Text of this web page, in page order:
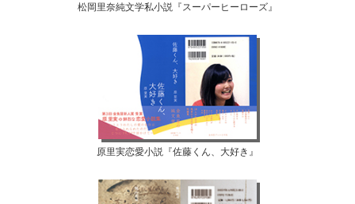
松岡里奈純文学私小説『スーパーヒーローズ』
原里実恋愛小説『佐藤くん、大好き』